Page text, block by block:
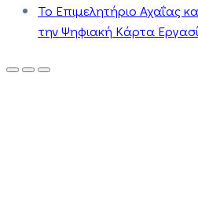
Το Επιμελητήριο Αχαΐας
την Ψηφιακή Κάρτα